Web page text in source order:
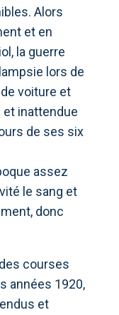
Alors
et en
la guerre
lors de
voiture et
et inattendue
de ses six
assez
le sang et
donc
courses
années 1920,
et